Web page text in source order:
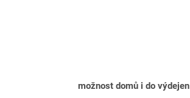
možnost domů i do výdejen